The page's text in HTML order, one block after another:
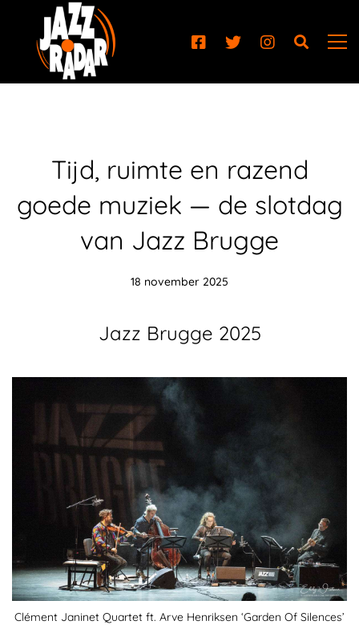
Tijd, ruimte en razend
goede muziek — de slotdag
van Jazz Brugge
18 november 2025
Jazz Brugge 2025
Clément Janinet Quartet ft. Arve Henriksen ‘Garden Of Silences’